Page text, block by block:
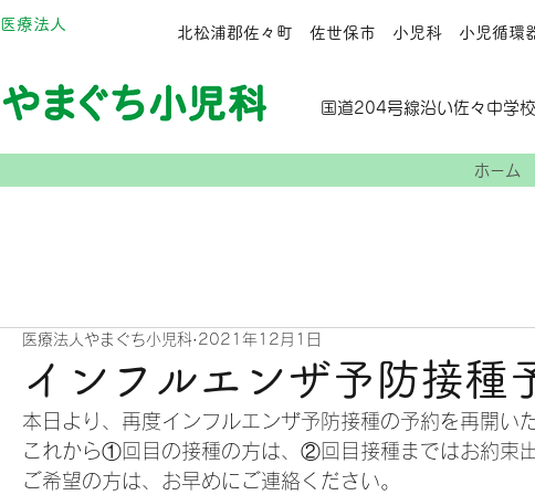
​医療法人
北松浦郡佐々町 佐世保市 小児科 小児循
国道204号線沿い佐々中学
ホーム
インフルエンザ予防接
医療法人やまぐち小児科 2021年12月1日
本日より、再度インフルエンザ予防接種の予約を再開い
これから①回目の接種の方は、②回目接種まではお約束
ご希望の方は、お早めにご連絡ください。